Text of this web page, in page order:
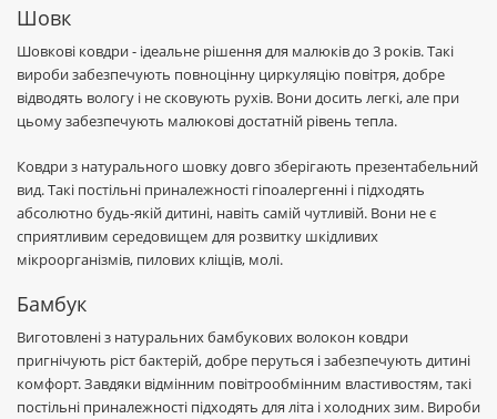
Шовк
Шовкові ковдри - ідеальне рішення для малюків до 3 років. Такі
вироби забезпечують повноцінну циркуляцію повітря, добре
відводять вологу і не сковують рухів. Вони досить легкі, але при
цьому забезпечують малюкові достатній рівень тепла.
Ковдри з натурального шовку довго зберігають презентабельний
вид. Такі постільні приналежності гіпоалергенні і підходять
абсолютно будь-якій дитині, навіть самій чутливій. Вони не є
сприятливим середовищем для розвитку шкідливих
мікроорганізмів, пилових кліщів, молі.
Бамбук
Виготовлені з натуральних бамбукових волокон ковдри
пригнічують ріст бактерій, добре перуться і забезпечують дитині
комфорт. Завдяки відмінним повітрообмінним властивостям, такі
постільні приналежності підходять для літа і холодних зим. Вироби